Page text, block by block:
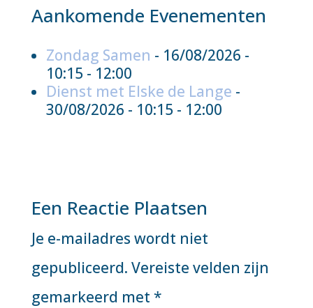
Aankomende Evenementen
Zondag Samen - 16/08/2026 -
10:15 - 12:00
Dienst met Elske de Lange -
30/08/2026 - 10:15 - 12:00
Een Reactie Plaatsen
Je e-mailadres wordt niet
gepubliceerd. Vereiste velden zijn
gemarkeerd met *